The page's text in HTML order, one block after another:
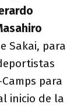
Sakai, para
para
inicio de la